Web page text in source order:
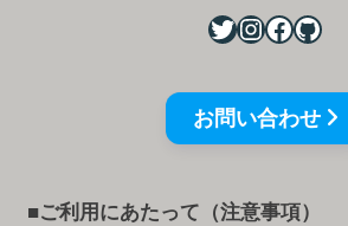
お問い合わせ
■ご利用にあたって（注意事項）